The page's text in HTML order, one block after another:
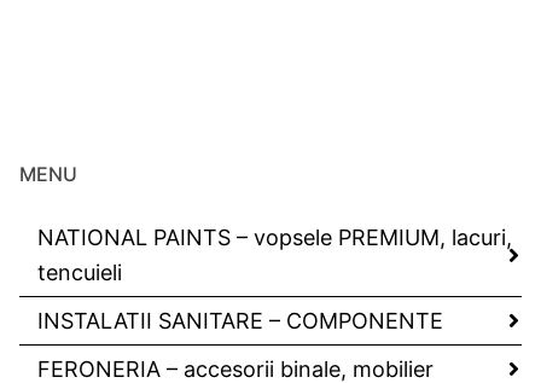
MENU
NATIONAL PAINTS – vopsele PREMIUM, lacuri,
tencuieli
INSTALATII SANITARE – COMPONENTE
FERONERIA – accesorii binale, mobilier